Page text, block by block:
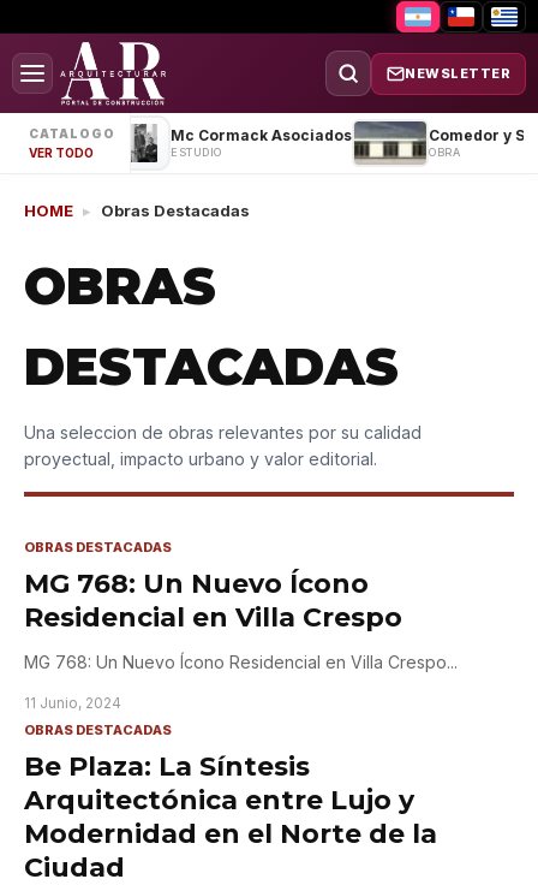
NEWSLETTER
CATALOGO
VER TODO
Casa MS
OBRA
Mc Cormack Asociados
ESTUDIO OBRA
HOME ▸ Obras Destacadas
OBRAS
DESTACADAS
Una seleccion de obras relevantes por su calidad
proyectual, impacto urbano y valor editorial.
OBRAS DESTACADAS
MG 768: Un Nuevo Ícono
Residencial en Villa Crespo
MG 768: Un Nuevo Ícono Residencial en Villa Crespo...
11 Junio, 2024
OBRAS DESTACADAS
Be Plaza: La Síntesis
Arquitectónica entre Lujo y
Modernidad en el Norte de la
Ciudad